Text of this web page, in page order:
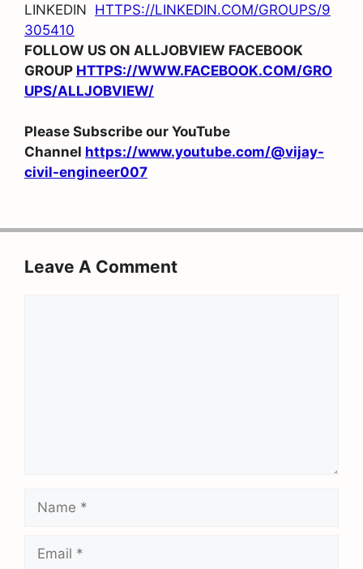
LINKEDIN HTTPS://LINKEDIN.COM/GROUPS/9
305410
FOLLOW US ON ALLJOBVIEW FACEBOOK
GROUP HTTPS://WWW.FACEBOOK.COM/GRO
UPS/ALLJOBVIEW/
Please Subscribe our YouTube
Channel https://www.youtube.com/@vijay-
civil-engineer007
Leave A Comment